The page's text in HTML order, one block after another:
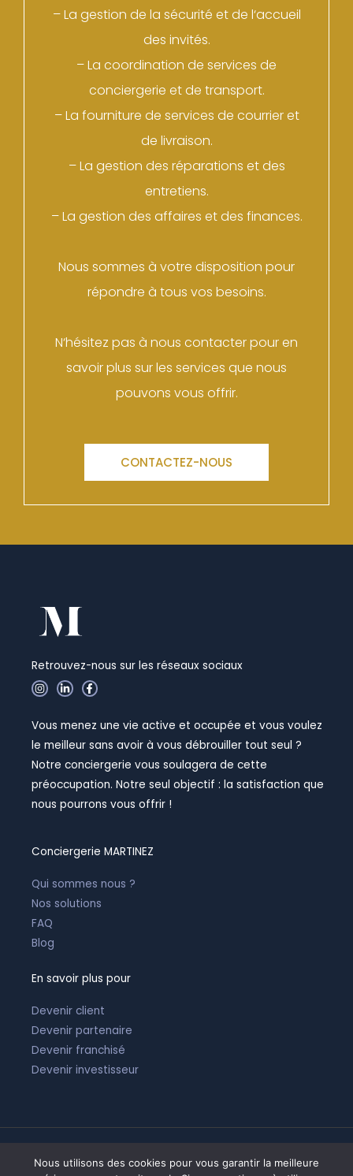
–La gestion de la sécurité etde l‘accueil
des invités.
–La coordination de services de
conciergerie etde transport.
–La fourniture de services de courrieret
de livraison.
–La gestion des réparations etdes
entretiens.
–La gestion des affaires etdes finances.
Nous sommes à votre disposition pour
répondre à tous vos besoins.
N‘hésitez pas à nous contacterpouren
savoirplus surles services que nous
pouvons vous offrir.
CONTACTEZ-NOUS
Retrouvez-nous sur les réseaux sociaux
I
n
a
r
m
L
i
e
i
-
n
F
a
b
o
k
-
f
Vous menez une vie active et occupée et vous voulez
le meilleur sans avoir à vous débrouiller tout seul ?
Notre conciergerie vous soulagera de cette
préoccupation. Notre seul objectif : la satisfaction que
nous pourrons vous offrir !
Conciergerie MARTINEZ
Qui sommes nous ?
Nos solutions
FAQ
Blog
En savoir plus pour
Devenir client
Devenir partenaire
Devenir franchisé
Devenir investisseur
Tous droits réservés © 2026 |Mentions légales
Nous utilisons des cookies pour vous garantir la meilleure